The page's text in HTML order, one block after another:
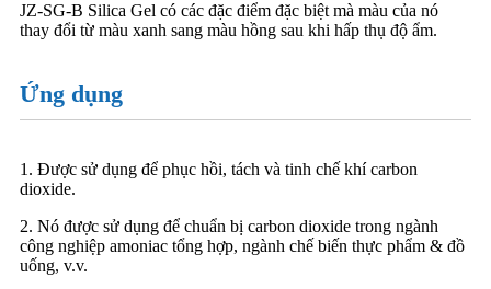
JZ-SG-B Silica Gel có các đặc điểm đặc biệt mà màu của nó
thay đổi từ màu xanh sang màu hồng sau khi hấp thụ độ ẩm.
Ứng dụng
1. Được sử dụng để phục hồi, tách và tinh chế khí carbon
dioxide.
2. Nó được sử dụng để chuẩn bị carbon dioxide trong ngành
công nghiệp amoniac tổng hợp, ngành chế biến thực phẩm & đồ
uống, v.v.